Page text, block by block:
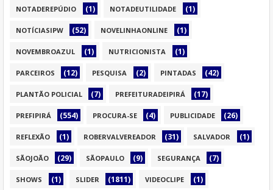
NOTADEREPÚDIO (1) NOTADEUTILIDADE (1)
NOTÍCIASIPW (52) NOVELINHAONLINE (1)
NOVEMBROAZUL (1) NUTRICIONISTA (1)
PARCEIROS (12) PESQUISA (2) PINTADAS (42)
PLANTÃO POLICIAL (7) PREFEITURADEIPIRÁ (17)
PREFIPIRÁ (554) PROCURA-SE (4) PUBLICIDADE (26)
REFLEXÃO (1) ROBERVALVEREADOR (31) SALVADOR (1)
SÃOJOÃO (29) SÃOPAULO (9) SEGURANÇA (7)
SHOWS (1) SLIDER (1811) VIDEOCLIPE (1)